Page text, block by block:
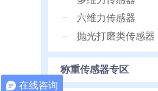
六维力传感器
抛光打磨类传感器
称重传感器专区
在线咨询